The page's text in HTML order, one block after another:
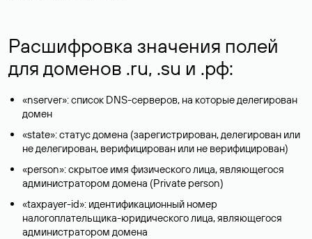
Расшифровка значения полей
для доменов .ru, .su и .рф:
«nserver»: список DNS-серверов, на которые делегирован
домен
«state»: статус домена (зарегистрирован, делегирован или
не делегирован, верифицирован или не верифицирован)
«person»: скрытое имя физического лица, являющегося
администратором домена (Privatе person)
«taxpayer-id»: идентификационный номер
налогоплательщика-юридического лица, являющегося
администратором домена